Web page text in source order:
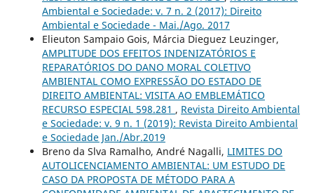
Ambiental e Sociedade: v. 7 n. 2 (2017): Direito
Ambiental e Sociedade - Mai./Ago. 2017
Elieuton Sampaio Gois, Márcia Dieguez Leuzinger,
AMPLITUDE DOS EFEITOS INDENIZATÓRIOS E
REPARATÓRIOS DO DANO MORAL COLETIVO
AMBIENTAL COMO EXPRESSÃO DO ESTADO DE
DIREITO AMBIENTAL: VISITA AO EMBLEMÁTICO
RECURSO ESPECIAL 598.281 , Revista Direito Ambiental
e Sociedade: v. 9 n. 1 (2019): Revista Direito Ambiental
e Sociedade Jan./Abr.2019
Breno da Slva Ramalho, André Nagalli, LIMITES DO
AUTOLICENCIAMENTO AMBIENTAL: UM ESTUDO DE
CASO DA PROPOSTA DE MÉTODO PARA A